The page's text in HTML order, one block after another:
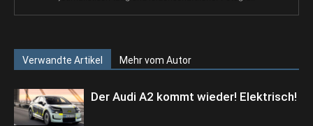
Verwandte Artikel Mehr vom Autor
Der Audi A2 kommt wieder! Elektrisch!